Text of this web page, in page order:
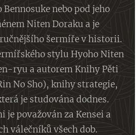
nebo pod jeho
Niten Doraku a je
šermíře v historii.
stylu Hyoho Niten
ryu a autorem Knihy Pěti
No Sho), knihy strategie,
je studována dodnes.
je považován za Kensei a
válečníků všech dob.